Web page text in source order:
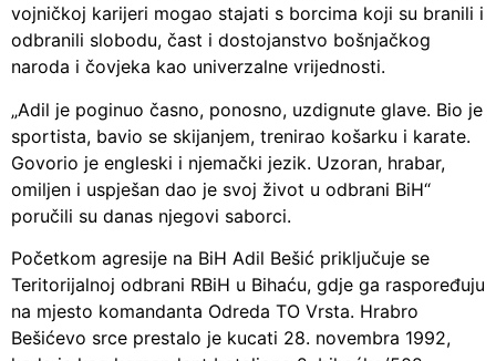
vojničkoj karijeri mogao stajati s borcima koji su branili i
odbranili slobodu, čast i dostojanstvo bošnjačkog
naroda i čovjeka kao univerzalne vrijednosti.
„Adil je poginuo časno, ponosno, uzdignute glave. Bio je
sportista, bavio se skijanjem, trenirao košarku i karate.
Govorio je engleski i njemački jezik. Uzoran, hrabar,
omiljen i uspješan dao je svoj život u odbrani BiH“
poručili su danas njegovi saborci.
Početkom agresije na BiH Adil Bešić priključuje se
Teritorijalnoj odbrani RBiH u Bihaću, gdje ga raspoređuju
na mjesto komandanta Odreda TO Vrsta. Hrabro
Bešićevo srce prestalo je kucati 28. novembra 1992,